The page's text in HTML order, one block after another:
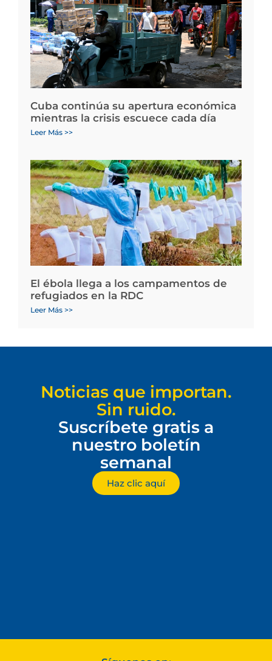
Cuba continúa su apertura económica
mientras la crisis escuece cada día
Leer Más >>
El ébola llega a los campamentos de
refugiados en la RDC
Leer Más >>
Noticias que importan.
Sin ruido.
Suscríbete gratis a
nuestro boletín
semanal
Haz clic aquí